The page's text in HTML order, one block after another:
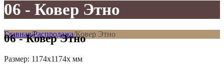
06 - Ковер Этно
Главная/Распродажа/Ковер Этно
06 - Ковер Этно
Размер: 1174x1174x мм